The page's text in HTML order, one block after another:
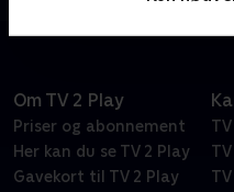
Om TV 2 Play
Priser og abonnement
Her kan du se TV 2 Play
Gavekort til TV 2 Play
TV